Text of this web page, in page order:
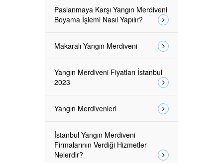
Paslanmaya Karşı Yangın Merdiveni
Boyama İşlemi Nasıl Yapılır?
Makaralı Yangın Merdiveni
Yangın Merdiveni Fiyatları İstanbul
2023
Yangın Merdivenleri
İstanbul Yangın Merdiveni
Firmalarının Verdiği Hizmetler
Nelerdir?